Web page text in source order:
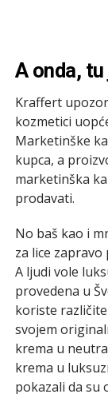
A onda,
Kraffert
kozmetici
Marketinške
kupca, a
marketinška
prodavati.
No baš kao i
za lice
A ljudi vole
provedena u
koriste
svojem
krema u
krema u
pokazali da su